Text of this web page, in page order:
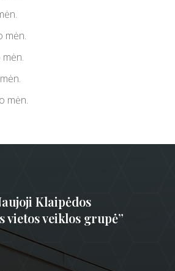
mėn.
mėn.
Klaipėdos
vietos veiklos grupė”